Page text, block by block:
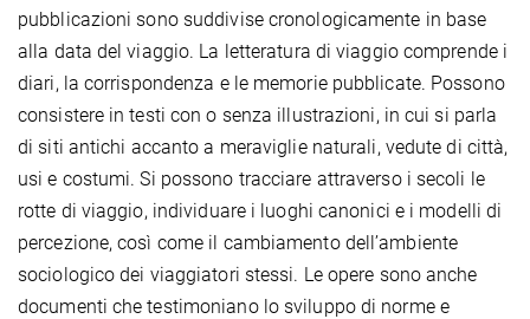
pubblicazioni sono suddivise cronologicamente in base
alla data del viaggio. La letteratura di viaggio comprende i
diari, la corrispondenza e le memorie pubblicate. Possono
consistere in testi con o senza illustrazioni, in cui si parla
di siti antichi accanto a meraviglie naturali, vedute di città,
usi e costumi. Si possono tracciare attraverso i secoli le
rotte di viaggio, individuare i luoghi canonici e i modelli di
percezione, così come il cambiamento dell’ambiente
sociologico dei viaggiatori stessi. Le opere sono anche
documenti che testimoniano lo sviluppo di norme e